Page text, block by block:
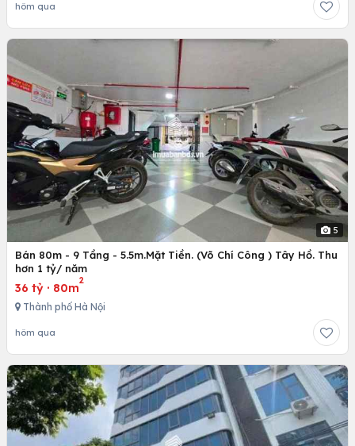
hôm qua
5
Bán 80m - 9 Tầng - 5.5m.Mặt Tiền. (Võ Chí Công ) Tây Hồ. Thu
hơn 1 tỷ/ năm
36 tỷ · 80m
2
Thành phố Hà Nội
hôm qua